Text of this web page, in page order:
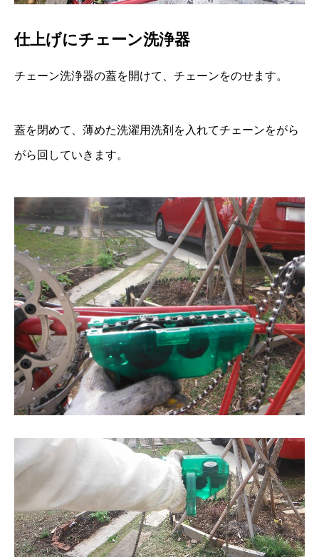
仕上げにチェーン洗浄器
チェーン洗浄器の蓋を開けて、チェーンをのせます。
蓋を閉めて、薄めた洗濯用洗剤を入れてチェーンをがら
がら回していきます。